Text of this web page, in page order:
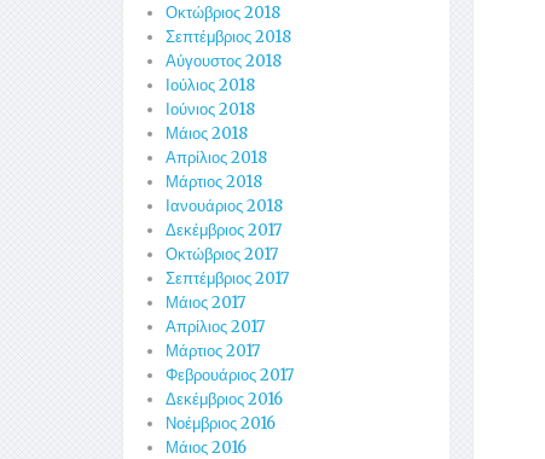
Οκτώβριος 2018
Σεπτέμβριος 2018
Αύγουστος 2018
Ιούλιος 2018
Ιούνιος 2018
Μάιος 2018
Απρίλιος 2018
Μάρτιος 2018
Ιανουάριος 2018
Δεκέμβριος 2017
Οκτώβριος 2017
Σεπτέμβριος 2017
Μάιος 2017
Απρίλιος 2017
Μάρτιος 2017
Φεβρουάριος 2017
Δεκέμβριος 2016
Νοέμβριος 2016
Μάιος 2016